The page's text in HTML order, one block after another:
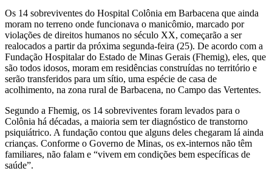
Os 14 sobreviventes do Hospital Colônia em Barbacena que ainda
moram no terreno onde funcionava o manicômio, marcado por
violações de direitos humanos no século XX, começarão a ser
realocados a partir da próxima segunda-feira (25). De acordo com a
Fundação Hospitalar do Estado de Minas Gerais (Fhemig), eles, que
são todos idosos, moram em residências construídas no território e
serão transferidos para um sítio, uma espécie de casa de
acolhimento, na zona rural de Barbacena, no Campo das Vertentes.
Segundo a Fhemig, os 14 sobreviventes foram levados para o
Colônia há décadas, a maioria sem ter diagnóstico de transtorno
psiquiátrico. A fundação contou que alguns deles chegaram lá ainda
crianças. Conforme o Governo de Minas, os ex-internos não têm
familiares, não falam e “vivem em condições bem específicas de
saúde”.